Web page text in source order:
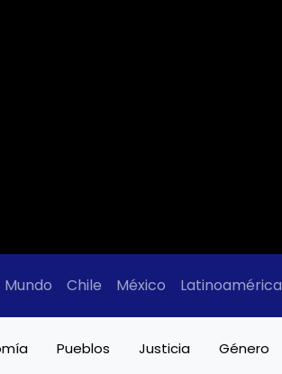
Mundo Chile México Latinoamérica
Pueblos Justicia Género